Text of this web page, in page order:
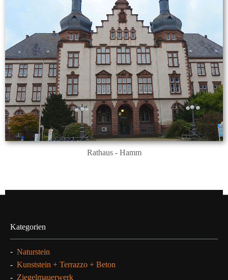
Rathaus - Hamm
Kategorien
- Naturstein
- Kunststein + Terrazzo + Beton
- Ziegelmauerwerk